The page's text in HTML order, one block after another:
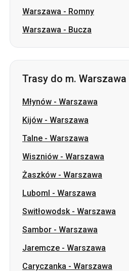
Trasy do m. Warszawa
Młynów-Warszawa
Talne- Warszawa
Wiszniów-Warszawa
Żaszków-Warszawa
Luboml-Warszawa
Switłowodsk-Warszawa
Sambor-Warszawa
Jaremcze-Warszawa
Caryczanka-Warszawa
Trasy z m. Czerniowce